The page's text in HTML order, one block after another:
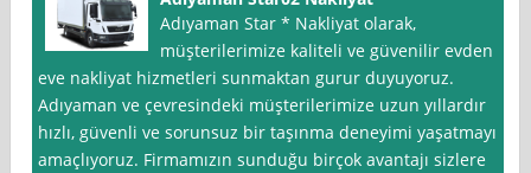
Adıyaman Star * Nakliyat olarak,
müşterilerimize kaliteli ve güvenilir evden
eve nakliyat hizmetleri sunmaktan gurur duyuyoruz.
Adıyaman ve çevresindeki müşterilerimize uzun yıllardır
hızlı, güvenli ve sorunsuz bir taşınma deneyimi yaşatmayı
amaçlıyoruz. Firmamızın sunduğu birçok avantajı sizlere